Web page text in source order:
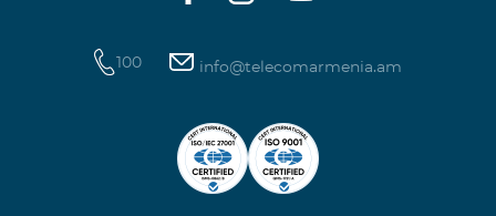
100 info@telecomarmenia.am